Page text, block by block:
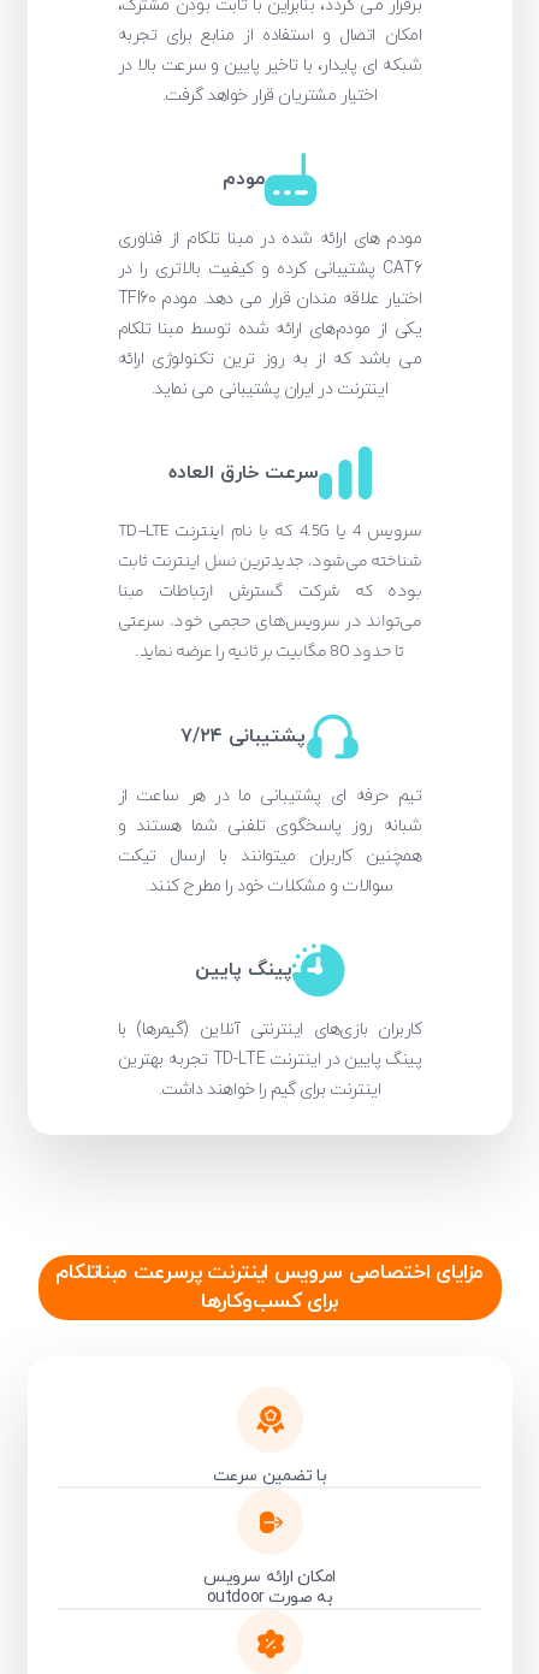
برقرار می گردد، بنابراین با ثابت بودن مشترک،
امکان اتصال و استفاده از منابع برای تجربه
شبکه ای پایدار، با تاخیر پایین و سرعت بالا در
اختیار مشتریان قرار خواهد گرفت.
مودم
مودم های ارائه شده در مبنا تلکام از فناوری
CAT6 پشتیبانی کرده و کیفیت بالاتری را در
اختیار علاقه مندان قرار می دهد. مودم TFI60
یکی از مودم‌های ارائه شده توسط مبنا تلکام
می باشد که از به روز ترین تکنولوژی ارائه
اینترنت در ایران پشتیبانی می نماید.
سرعت خارق العاده
سرویس 4 یا 4.5G که با نام اینترنت TD-LTE
شناخته می‌شود، جدیدترین نسل اینترنت ثابت
بوده که شرکت گسترش ارتباطات مبنا
می‌تواند در سرویس‌های حجمی خود، سرعتی
تا حدود 80 مگابیت بر ثانیه را عرضه نماید.
پشتیبانی ۷/۲۴
تیم حرفه ای پشتیبانی ما در هر ساعت از
شبانه روز پاسخگوی تلفنی شما هستند و
همچنین کاربران میتوانند با ارسال تیکت
سوالات و مشکلات خود را مطرح کنند.
پینگ پایین
کاربران بازی‌های اینترنتی آنلاین (گیمرها) با
پینگ پایین در اینترنت TD-LTE تجربه بهترین
اینترنت برای گیم را خواهند داشت.
مزایای اختصاصی سرویس اینترنت پرسرعت مبناتلکام
برای کسب‌وکارها
با تضمین سرعت
امکان ارائه سرویس
به صورت outdoor